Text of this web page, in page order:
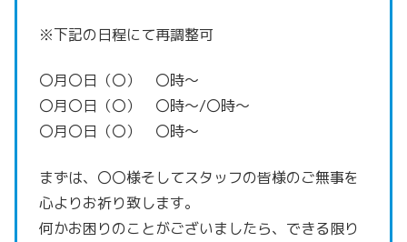
※下記の日程にて再調整可
〇月〇日（〇） 〇時～
〇月〇日（〇） 〇時～/〇時～
〇月〇日（〇） 〇時～
まずは、〇〇様そしてスタッフの皆様のご無事を
心よりお祈り致します。
何かお困りのことがございましたら、 できる限り